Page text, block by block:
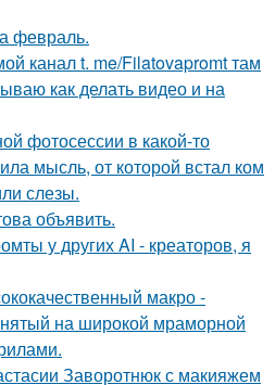
февраль.
канал t. me/Filatovapromt там
как делать видео и на
фотосессии в какой-то
мысль, от которой встал ком
слезы.
объявить.
у других AI - креаторов, я
макро -
на широкой мраморной
Заворотнюк с макияжем